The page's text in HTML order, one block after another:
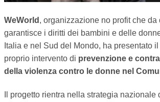
CULTURA
PARI OPPORTUNITÀ
WeWorld , organizzazione no profit che da
garantisce i diritti dei bambini e delle
Italia e nel Sud del Mondo, ha presentato il
proprio intervento di prevenzione e
della violenza contro le donne nel
Il progetto rientra nella strategia nazionale